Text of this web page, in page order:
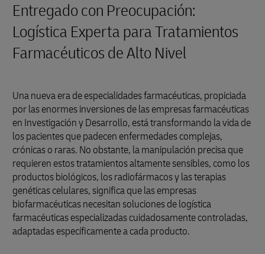
Entregado con Preocupación:
Logística Experta para Tratamientos
Farmacéuticos de Alto Nivel
Una nueva era de especialidades farmacéuticas, propiciada
por las enormes inversiones de las empresas farmacéuticas
en Investigación y Desarrollo, está transformando la vida de
los pacientes que padecen enfermedades complejas,
crónicas o raras. No obstante, la manipulación precisa que
requieren estos tratamientos altamente sensibles, como los
productos biológicos, los radiofármacos y las terapias
genéticas celulares, significa que las empresas
biofarmacéuticas necesitan soluciones de logística
farmacéuticas especializadas cuidadosamente controladas,
adaptadas específicamente a cada producto.